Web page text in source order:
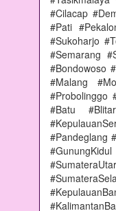
#Cilacap
#Pati
#Sukoharjo
#Semarang
#Bondowoso
#Malang
#Probolinggo
#Batu
#Pandeglang